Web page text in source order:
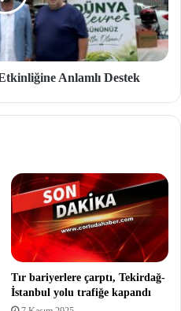
Anlamlı Destek
Tır bariyerlere çarptı, Tekirdağ-
İstanbul yolu trafiğe kapandı